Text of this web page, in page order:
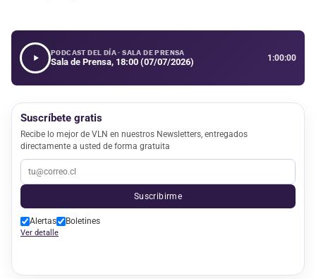
PODCAST DEL DÍA · SALA DE PRENSA
Sala de Prensa, 18:00 (07/07/2026) 1:00:00
Suscríbete gratis
Recibe lo mejor de VLN en nuestros Newsletters, entregados
directamente a usted de forma gratuita
Suscribirme
Alertas Boletines
Ver detalle